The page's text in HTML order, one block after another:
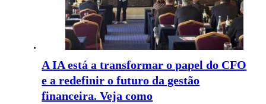
A IA está a transformar o papel do CFO
e a redefinir o futuro da gestão
financeira. Veja como